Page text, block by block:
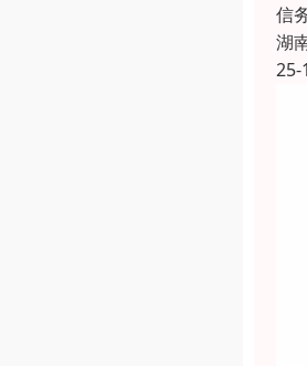
信
湖
25-